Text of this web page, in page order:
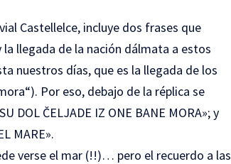
Castellelce, incluye dos frases que
llegada de la nación dálmata a estos
nuestros días, que es la llegada de los
Por eso, debajo de la réplica se
DOL ČELJADE IZ ONE BANE MORA»; y
MARE».
verse el mar (!!)… pero el recuerdo a las